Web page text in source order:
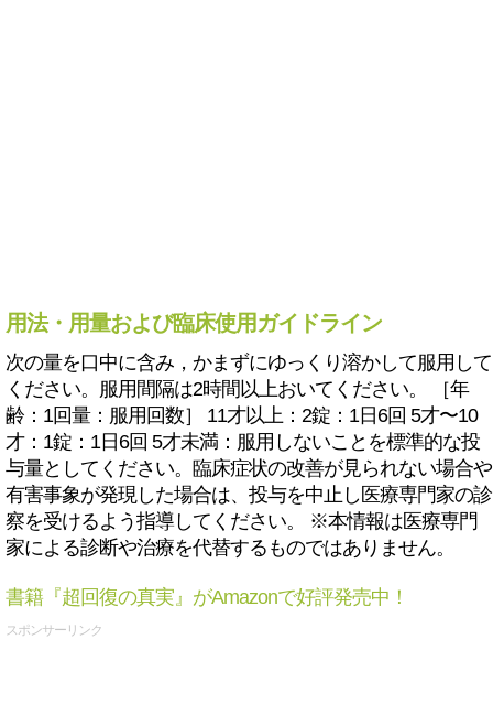
用法・用量および臨床使用ガイドライン
次の量を口中に含み，かまずにゆっくり溶かして服用して
ください。服用間隔は2時間以上おいてください。 ［年
齢：1回量：服用回数］ 11才以上：2錠：1日6回 5才〜10
才：1錠：1日6回 5才未満：服用しないことを標準的な投
与量としてください。臨床症状の改善が見られない場合や
有害事象が発現した場合は、投与を中止し医療専門家の診
察を受けるよう指導してください。 ※本情報は医療専門
家による診断や治療を代替するものではありません。
書籍『超回復の真実』がAmazonで好評発売中！
スポンサーリンク